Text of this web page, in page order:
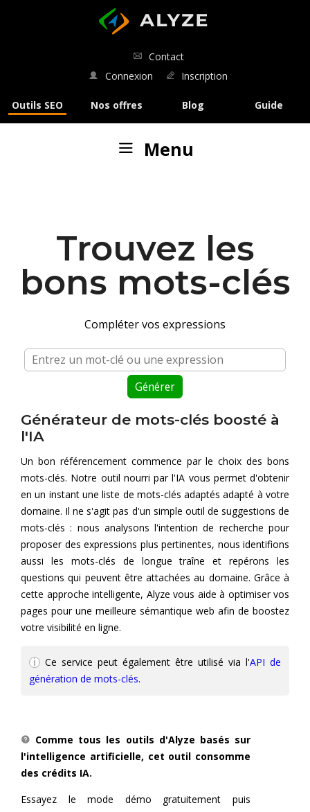
ALYZE
Outils SEO Nos offres Blog Guide
Contact
Connexion
Inscription
Analyse de SERP
Comparaison de SERP
Générateur de mots-clés
Analyse SEO groupées
robots.txt checker
API SEO
Menu
French
English
Trouvez les
bons mots-clés
Compléter vos expressions
Générer
Générateur de mots-clés boosté à
l'IA
Un bon référencement commence par le choix des bons
mots-clés. Notre outil nourri par l'IA vous permet d'obtenir
en un instant une liste de mots-clés adaptés adapté à votre
domaine. Il ne s'agit pas d'un simple outil de suggestions de
mots-clés : nous analysons l'intention de recherche pour
proposer des expressions plus pertinentes, nous identifions
aussi les mots-clés de longue traîne et repérons les
questions qui peuvent être attachées au domaine. Grâce à
cette approche intelligente, Alyze vous aide à optimiser vos
pages pour une meilleure sémantique web afin de boostez
votre visibilité en ligne.
Ce service peut également être utilisé via l'API de
génération de mots-clés.
Comme tous les outils d'Alyze basés sur
l'intelligence artificielle, cet outil consomme
des crédits IA.
Essayez le mode démo gratuitement puis